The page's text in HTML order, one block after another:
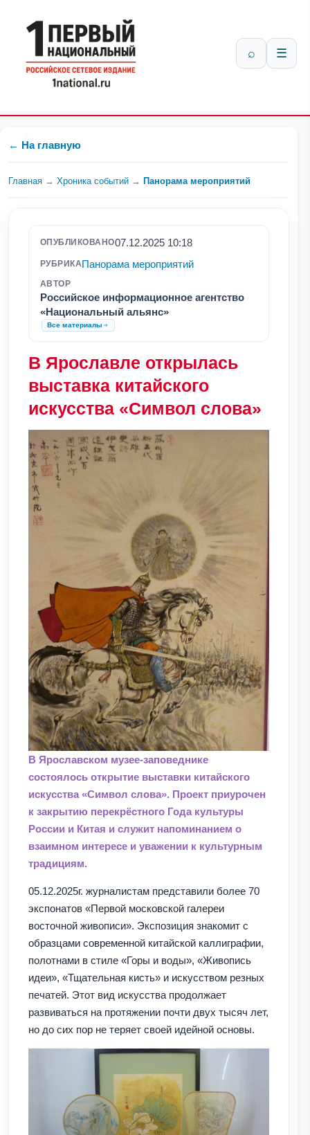
⌕ ☰
← На главную
Главная → Хроника событий → Панорама мероприятий
ОПУБЛИКОВАНО07.12.2025 10:18
РУБРИКАПанорама мероприятий
АВТОР
Российское информационное агентство
«Национальный альянс»
Все материалы
В Ярославле открылась
выставка китайского
искусства «Символ слова»
В Ярославском музее-заповеднике
состоялось открытие выставки китайского
искусства «Символ слова». Проект приурочен
к закрытию перекрёстного Года культуры
России и Китая и служит напоминанием о
взаимном интересе и уважении к культурным
традициям.
05.12.2025г. журналистам представили более 70
экспонатов «Первой московской галереи
восточной живописи». Экспозиция знакомит с
образцами современной китайской каллиграфии,
полотнами в стиле «Горы и воды», «Живопись
идеи», «Тщательная кисть» и искусством резных
печатей. Этот вид искусства продолжает
развиваться на протяжении почти двух тысяч лет,
но до сих пор не теряет своей идейной основы.